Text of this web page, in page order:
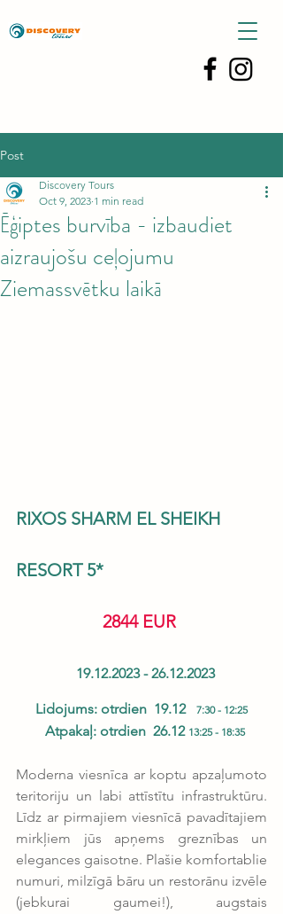
Post
Ēģiptes burvība - izbaudiet
aizraujošu ceļojumu
Ziemassvētku laikā
Discovery Tours
Oct 9, 2023 1 min read
RIXOS SHARM EL SHEIKH
RESORT 5*
2844 EUR
                 19.12.2023 - 26.12.2023
Lidojums: otrdien  19.12 7:30 - 12:25
  Atpakaļ: otrdien  26.12
13:25 - 18:35
Moderna viesnīca ar koptu apzaļumoto
teritoriju un labi attīstītu infrastruktūru.
Līdz ar pirmajiem viesnīcā pavadītajiem
mirkļiem jūs apņems greznības un
elegances gaisotne. Plašie komfortablie
numuri, milzīgā bāru un restorānu izvēle
(jebkurai gaumei!), augstais